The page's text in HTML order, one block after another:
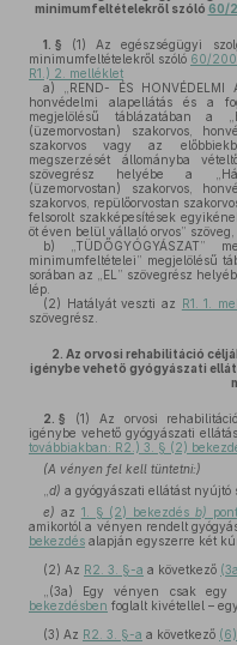
minimumfeltételekről szóló 60/
1. § (1) Az egészségügyi
minimumfeltételekről szóló 60/
R1.) 2. melléklet
a) „REND- ÉS HONVÉDELMI
honvédelmi alapellátás és a
megjelölésű táblázatában a
(üzemorvostan) szakorvos,
szakorvos vagy az
megszerzését állományba
szövegrész helyébe a
(üzemorvostan) szakorvos,
szakorvos, repülőorvostan
felsorolt szakképesítések
öt éven belül vállaló orvos” szöveg,
b) „TÜDŐGYÓGYÁSZAT”
minimumfeltételei” megjelölésű
sorában az „EL” szövegrész
lép.
(2) Hatályát veszti az R1. 1.
szövegrész.
2. Az orvosi rehabilitáció
igénybe vehető gyógyászati
2. § (1) Az orvosi
igénybe vehető gyógyászati
továbbiakban: R2.) 3. § (2)
(A vényen fel kell tüntetni:)
d) a gyógyászati ellátást nyújtó
e) az 1. § (2) bekezdésb)
amikortól a vényen rendelt
bekezdés alapján egyszerre két
(2) Az R2. 3. §-a a következő
„(3a) Egy vényen csak
bekezdésben foglalt kivétellel –
(3) Az R2. 3. §-a a következő